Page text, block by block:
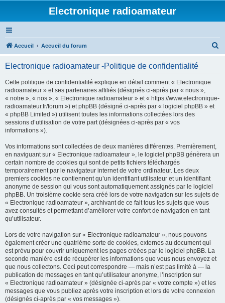
Electronique radioamateur
Accueil Accueil du forum
Electronique radioamateur -Politique de confidentialité
Cette politique de confidentialité explique en détail comment « Electronique
radioamateur » et ses partenaires affiliés (désignés ci-après par « nous »,
« notre », « nos », « Electronique radioamateur » et « https://www.electronique-
radioamateur.fr/forum ») et phpBB (désigné ci-après par « logiciel phpBB » et
« phpBB Limited ») utilisent toutes les informations collectées lors des
sessions d’utilisation de votre part (désignées ci-après par « vos
informations »).
Vos informations sont collectées de deux manières différentes. Premièrement,
en naviguant sur « Electronique radioamateur », le logiciel phpBB génèrera un
certain nombre de cookies qui sont de petits fichiers téléchargés
temporairement par le navigateur internet de votre ordinateur. Les deux
premiers cookies ne contiennent qu’un identifiant utilisateur et un identifiant
anonyme de session qui vous sont automatiquement assignés par le logiciel
phpBB. Un troisième cookie sera créé lors de votre navigation sur les sujets de
« Electronique radioamateur », archivant de ce fait tous les sujets que vous
avez consultés et permettant d’améliorer votre confort de navigation en tant
qu’utilisateur.
Lors de votre navigation sur « Electronique radioamateur », nous pouvons
également créer une quatrième sorte de cookies, externes au document qui
est prévu pour couvrir uniquement les pages créées par le logiciel phpBB. La
seconde manière est de récupérer les informations que vous nous envoyez et
que nous collectons. Ceci peut correspondre — mais n’est pas limité à — la
publication de messages en tant qu’utilisateur anonyme, l’inscription sur
« Electronique radioamateur » (désignée ci-après par « votre compte ») et les
messages que vous publiez après votre inscription et lors de votre connexion
(désignés ci-après par « vos messages »).